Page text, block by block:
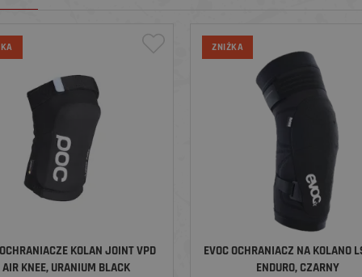
KOLAN JOINT VPD
AIR KNEE, URANIUM BLACK
ZNIŻKA
EVOC OCHRANIACZ NA KOLANO
ENDURO, CZARNY